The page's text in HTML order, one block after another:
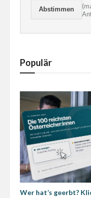
Populär
Wer hat’s geerbt?